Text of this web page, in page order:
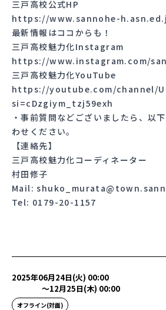
三戸高校公式HP
https://www.sannohe-
最新情報はココからも！
三戸高校魅力化Instagram
https://www.instagram.com/
三戸高校魅力化YouTube
https://youtube.com/channel/
si=cDzgiym_tzj59exh
・事前質問などございましたら、以
わせください。
【連絡先】
三戸高校魅力化コーディネーター
村田修子
Mail:
Tel: 0179-20-1157
2025年06月24日(火) 00:00
〜12月25日(木) 00:00
オフライン(対面)